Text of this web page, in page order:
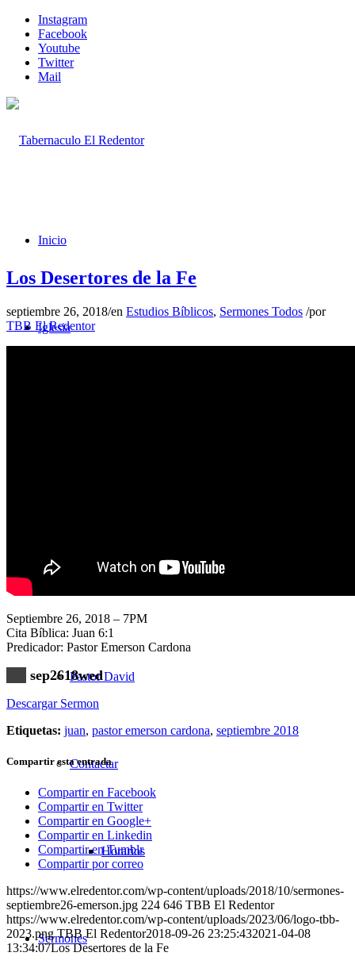
Instagram
Facebook
Youtube
Twitter
Mail
Inicio
Iglesia
Pastor David
Contactar
Horarios
Sermones
Los Desertores de la Fe
septiembre 26, 2018/en Estudios Bíblicos, Sermones Todos /por
TBB El Redentor
Septiembre 26, 2018 – 7PM
Cita Bíblica: Juan 6:1
Predicador: Pastor Emerson Cardona
sep2618wed
Descargar Sermon
Etiquetas: juan, pastor emerson cardona, septiembre 2018
Compartir esta entrada
Compartir en Facebook
Compartir en Twitter
Compartir en Google+
Compartir en Linkedin
Compartir en Tumblr
Compartir por correo
https://www.elredentor.com/wp-content/uploads/2018/10/sermones-
septiembre26-emerson.jpg 224 646 TBB El Redentor
https://www.elredentor.com/wp-content/uploads/2023/06/logo-tbb-
2023.png TBB El Redentor2018-09-26 23:25:432021-04-08
13:34:07Los Desertores de la Fe